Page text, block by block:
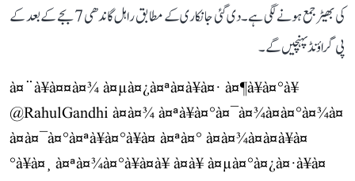
کی بھیڑ جمع ہونے لگی ہے۔ دی گئی جانکاری کے مطابق راہل گاندھی 7 بجے کے بعد کے
پی گراؤنڈ پہنچیں گے۔
à¤¨à¥à¤¤à¤¾ à¤µà¤¿à¤ªà¤à¥à¤· à¤¶à¥à¤°à¥
@RahulGandhi à¤à¤¾ à¤ªà¥à¤°à¤¯à¤¾à¤à¤°à¤¾à¤
à¤à¤¯à¤°à¤ªà¥à¤°à¥à¤ à¤ªà¤° à¤à¤¾à¤à¤à¥à¤
°à¥à¤¸ à¤ªà¤¾à¤°à¥à¤à¥ à¤à¥ à¤µà¤°à¤¿à¤·à¥à¤